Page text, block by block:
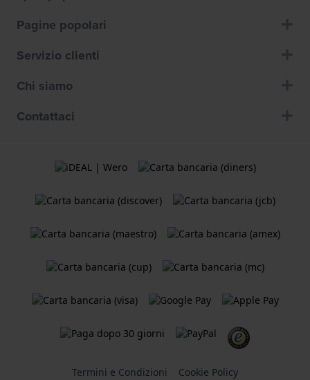
Pagine popolari
Servizio clienti
Chi siamo
Contattaci
Termini e Condizioni
Cookie Policy